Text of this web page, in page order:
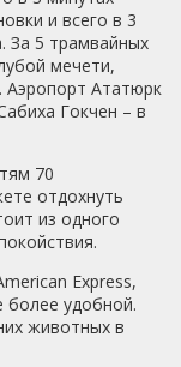
и всего в 3
За 5 трамвайных
мечети,
Ататюрк
Гокчен – в
70
отдохнуть
из одного
Express,
более удобной.
животных в